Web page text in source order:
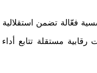
فعّالة تضمن
مستقلة تتابع